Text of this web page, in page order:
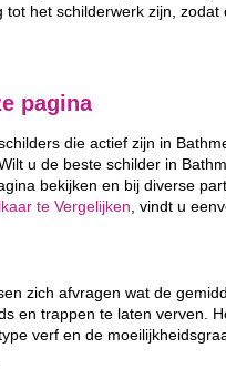
het schilderwerk zijn, zodat
pagina
die actief zijn in
u de beste schilder in
bekijken en bij diverse
te Vergelijken, vindt u
zich afvragen wat de
en trappen te laten verven.
verf en de